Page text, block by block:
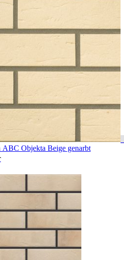
Objekta Beige genarbt